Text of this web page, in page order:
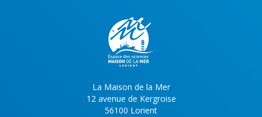
La Maison de la Mer
12 avenue de Kergroise
56100 Lorient